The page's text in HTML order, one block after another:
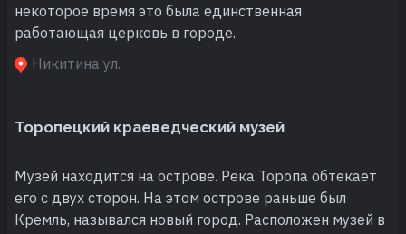
некоторое время это была единственная
работающая церковь в городе.
Никитина ул.
Торопецкий краеведческий музей
Музей находится на острове. Река Торопа обтекает
его с двух сторон. На этом острове раньше был
Кремль, назывался новый город. Расположен музей в